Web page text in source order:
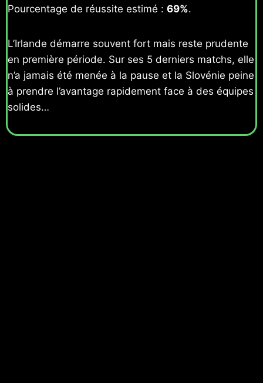
Pourcentage de réussite estimé : 69%.
L’Irlande démarre souvent fort mais reste prudente
en première période. Sur ses 5 derniers matchs, elle
n’a jamais été menée à la pause et la Slovénie peine
à prendre l’avantage rapidement face à des équipes
solides…